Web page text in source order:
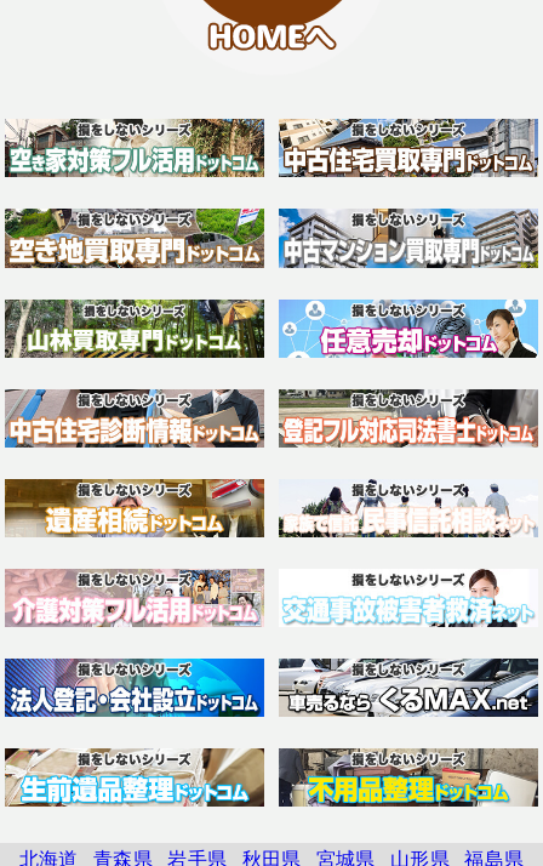
北海道 青森県 岩手県 秋田県 宮城県 山形県 福島県